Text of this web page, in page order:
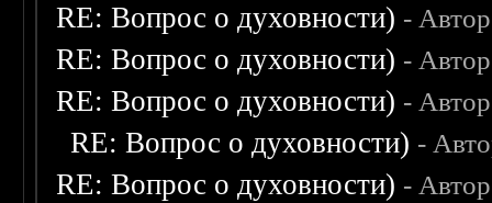
RE: Вопрос о духовности) -
RE: Вопрос о духовности) -
RE: Вопрос о духовности) -
RE: Вопрос о духовности) -
RE: Вопрос о духовности) -